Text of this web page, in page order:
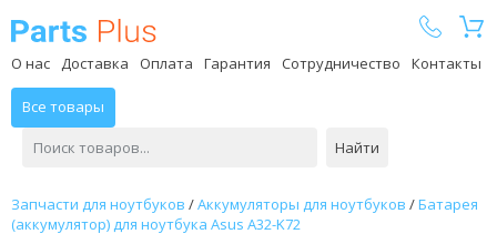
О нас Доставка Оплата Гарантия Сотрудничество Контакты
Все товары
Найти
Запчасти для ноутбуков /Аккумуляторы для ноутбуков /Батарея
(аккумулятор) для ноутбука Asus A32-K72